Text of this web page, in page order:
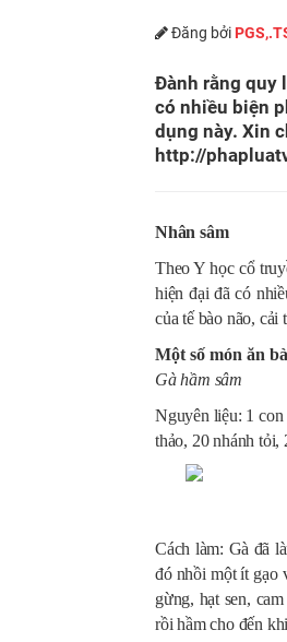
Đăng bởi
Đành rằng quy
có nhiều biện
dụng này. Xin
http://
Nhân sâm
Theo Y học cổ
hiện đại đã có
của tế bào não, cải
Một số món ăn
Gà hầm sâm
Nguyên liệu: 1 con
thảo, 20 nhánh tỏi,
Cách làm: Gà đã
đó nhồi một ít gạo
gừng, hạt sen,
rồi hầm cho đến